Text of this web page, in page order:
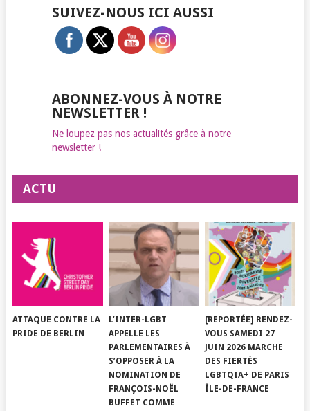
SUIVEZ-NOUS ICI AUSSI
ABONNEZ-VOUS À NOTRE
NEWSLETTER !
Ne loupez pas nos actualités grâce à notre
newsletter !
ACTU
ATTAQUE CONTRE LA
PRIDE DE BERLIN
L’INTER-LGBT
APPELLE LES
PARLEMENTAIRES À
S’OPPOSER À LA
NOMINATION DE
FRANÇOIS-NOËL
BUFFET COMME
[REPORTÉE] RENDEZ-
VOUS SAMEDI 27
JUIN 2026 MARCHE
DES FIERTÉS
LGBTQIA+ DE PARIS
ÎLE-DE-FRANCE